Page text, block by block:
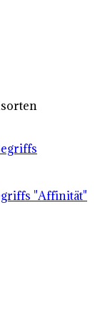
"Affinität"